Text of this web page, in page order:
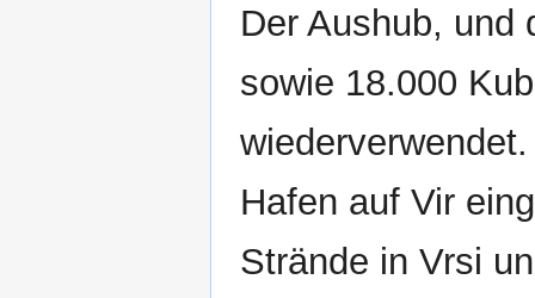
Der Aushub, und
sowie 18.000
Hafen auf Vir
Strände in Vrsi